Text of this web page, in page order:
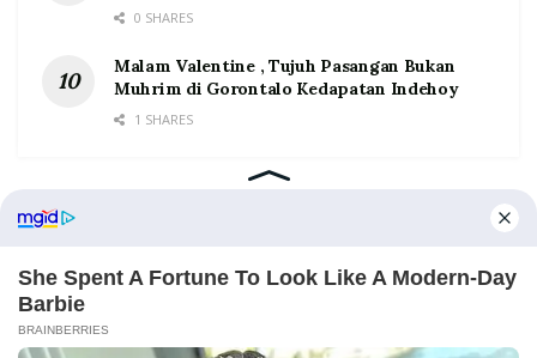
0 SHARES
Malam Valentine , Tujuh Pasangan Bukan
Muhrim di Gorontalo Kedapatan Indehoy
1 SHARES
Home Tentang Kontak Redaksi Pedoman Media Siber